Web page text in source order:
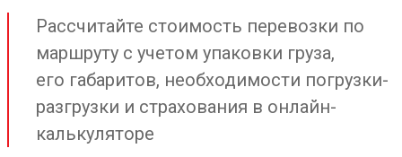
Рассчитайте стоимость перевозки по
маршруту с учетом упаковки груза,
его габаритов, необходимости погрузки-
разгрузки и страхования в онлайн-
калькуляторе